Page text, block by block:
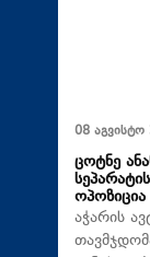
08 აგვისტო
ცოტნე
ოპოზიცია
აჭარის